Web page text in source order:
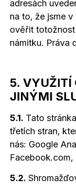
adresách
na to, že jsme v
ověřit
námitku. Práva
5. VYUŽITÍ
JINÝMI
5.1. Tato
třetích stran,
nás: Google
Facebook.com,
5.2.